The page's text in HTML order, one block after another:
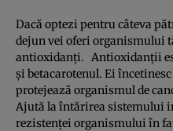
Dacă optezi pentru câteva
dejun vei oferi organismului
antioxidanţi. Antioxidanţii
şi betacarotenul. Ei
protejează organismul de
Ajută la întărirea sistemului
rezistenţei organismului în